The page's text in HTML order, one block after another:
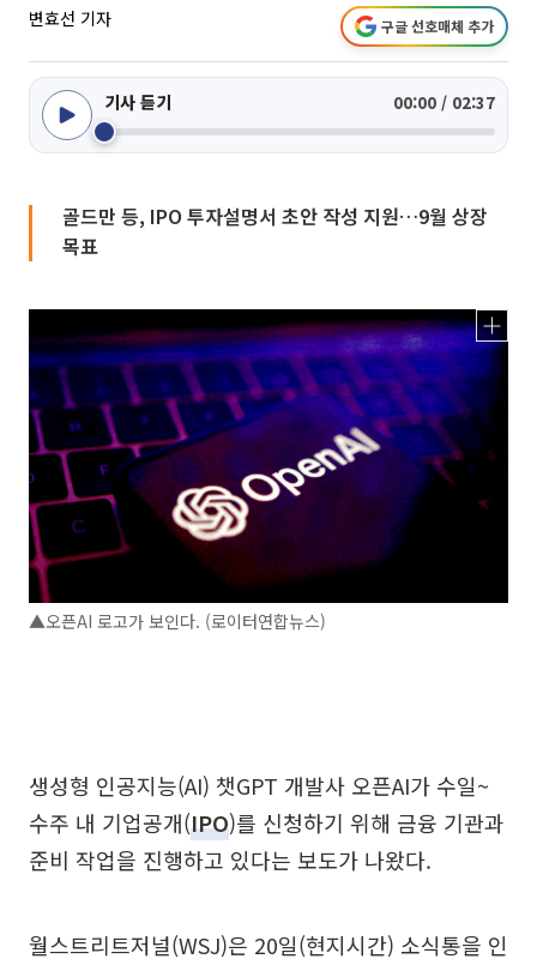
변효선 기자 구글 선호매체 추가
기사 듣기 00:00 / 02:37
골드만 등, IPO 투자설명서 초안 작성 지원…9월 상장
목표
▲오픈AI 로고가 보인다. (로이터연합뉴스)
생성형 인공지능(AI) 챗GPT 개발사 오픈AI가 수일~
수주 내 기업공개(IPO)를 신청하기 위해 금융 기관과
준비 작업을 진행하고 있다는 보도가 나왔다.
월스트리트저널(WSJ)은 20일(현지시간) 소식통을 인